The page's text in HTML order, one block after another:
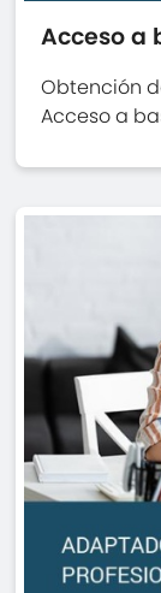
Acceso a
Obtención
Acceso a